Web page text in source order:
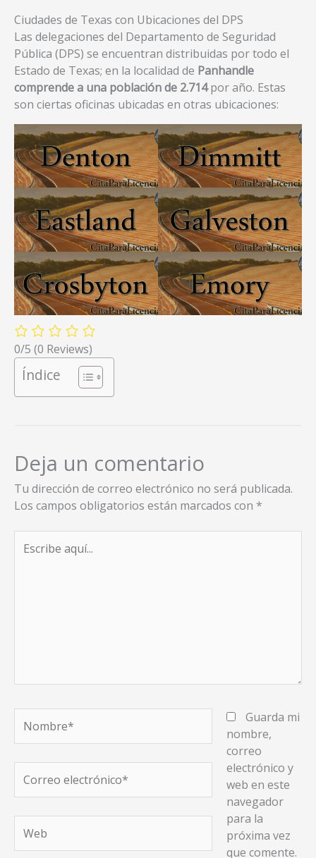
Ciudades de Texas con Ubicaciones del DPS
Las delegaciones del Departamento de Seguridad
Pública (DPS) se encuentran distribuidas por todo el
Estado de Texas; en la localidad de Panhandle
comprende a una población de 2.714por año. Estas
son ciertas oficinas ubicadas en otras ubicaciones:
0/5 (0 Reviews)
Índice
Deja un comentario
Tu dirección de correo electrónico no será publicada.
Los campos obligatorios están marcados con *
aquí...
electrónico*
Guarda mi
nombre,
correo
electrónico y
web en este
navegador
para la
próxima vez
que comente.